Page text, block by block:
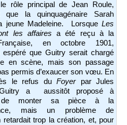
rôle principal de Jean Roule,
que la quinquagénaire Sarah
jeune Madeleine. Lorsque Les
les affaires a été reçu à la
Française, en octobre 1901,
espéré que Guitry serait chargé
en scène, mais son passage
permis d’exaucer son vœu. En
le refus duFoyerpar Jules
Guitry a aussitôt proposé à
de monter sa pièce à la
mais un problème de
retardait trop la création, et, pour